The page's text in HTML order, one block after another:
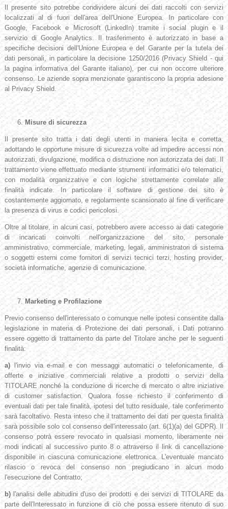
Il presente sito potrebbe condividere alcuni dei dati raccolti con servizi
localizzati al di fuori dell'area dell'Unione Europea. In particolare con
Google, Facebook e Microsoft (LinkedIn) tramite i social plugin e il
servizio di Google Analytics. Il trasferimento è autorizzato in base a
specifiche decisioni dell'Unione Europea e del Garante per la tutela dei
dati personali, in particolare la decisione 1250/2016 (Privacy Shield - qui
la pagina informativa del Garante italiano), per cui non occorre ulteriore
consenso. Le aziende sopra menzionate garantiscono la propria adesione
al Privacy Shield.
Misure di sicurezza
Il presente sito tratta i dati degli utenti in maniera lecita e corretta,
adottando le opportune misure di sicurezza volte ad impedire accessi non
autorizzati, divulgazione, modifica o distruzione non autorizzata dei dati. Il
trattamento viene effettuato mediante strumenti informatici e/o telematici,
con modalità organizzative e con logiche strettamente correlate alle
finalità indicate. In particolare il software di gestione dei sito è
costantemente aggiornato, e regolarmente scansionato al fine di verificare
la presenza di virus e codici pericolosi.
Oltre al titolare, in alcuni casi, potrebbero avere accesso ai dati categorie
di incaricati coinvolti nell'organizzazione del sito, personale
amministrativo, commerciale, marketing, legali, amministratori di sistema
o soggetti esterni come fornitori di servizi tecnici terzi, hosting provider,
società informatiche, agenzie di comunicazione.
Marketing e Profilazione
Previo consenso dell'interessato o comunque nelle ipotesi consentite dalla
legislazione in materia di Protezione dei dati personali, i Dati potranno
essere oggetto di trattamento da parte del Titolare anche per le seguenti
finalità:
a)l'invio via e-mail e con messaggi automatici o telefonicamente, di
offerte e iniziative commerciali relative a prodotti o servizi della
TITOLARE nonché la conduzione di ricerche di mercato o altre iniziative
di customer satisfaction. Qualora fosse richiesto il conferimento di
eventuali dati per tale finalità, ipotesi del tutto residuale, tale conferimento
sarà facoltativo. Resta inteso che il trattamento dei dati per questa finalità
sarà possibile solo col consenso dell'interessato (art. 6(1)(a) del GDPR). Il
consenso potrà essere revocato in qualsiasi momento, liberamente nei
modi indicati al successivo punto 8 o attraverso il link di cancellazione
disponibile in ciascuna comunicazione elettronica. L'eventuale mancato
rilascio o revoca del consenso non pregiudicano in alcun modo
l'esecuzione del Contratto;
b)l'analisi delle abitudini d'uso dei prodotti e dei servizi di TITOLARE da
parte dell'Interessato in funzione di ciò che possa essere ritenuto di suo